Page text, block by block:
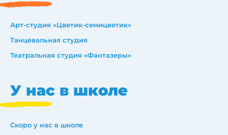
Арт-студия «Цветик-семицветик»
Танцевальная студия
Театральная студия «Фантазеры»
У нас в школе
Скоро у нас в школе